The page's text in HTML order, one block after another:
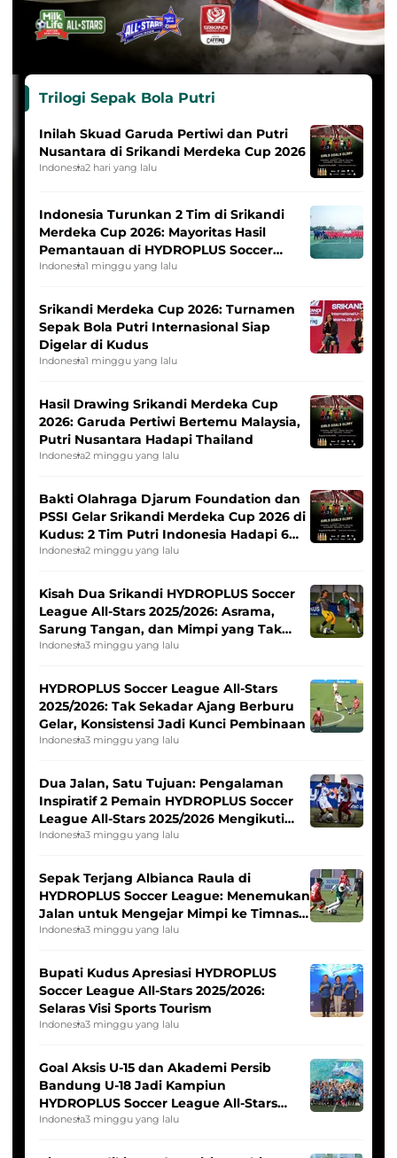
Trilogi Sepak Bola Putri
Inilah Skuad Garuda Pertiwi dan Putri
Nusantara di Srikandi Merdeka Cup 2026
Indonesia2 hari yang lalu
Indonesia Turunkan 2 Tim di Srikandi
Merdeka Cup 2026: Mayoritas Hasil
Pemantauan di HYDROPLUS Soccer
League
Indonesia1 minggu yang lalu
Srikandi Merdeka Cup 2026: Turnamen
Sepak Bola Putri Internasional Siap
Digelar di Kudus
Indonesia1 minggu yang lalu
Hasil Drawing Srikandi Merdeka Cup
2026: Garuda Pertiwi Bertemu Malaysia,
Putri Nusantara Hadapi Thailand
Indonesia2 minggu yang lalu
Bakti Olahraga Djarum Foundation dan
PSSI Gelar Srikandi Merdeka Cup 2026 di
Kudus: 2 Tim Putri Indonesia Hadapi 6
Tim Asia
Indonesia2 minggu yang lalu
Kisah Dua Srikandi HYDROPLUS Soccer
League All-Stars 2025/2026: Asrama,
Sarung Tangan, dan Mimpi yang Tak
Pernah Padam
Indonesia3 minggu yang lalu
HYDROPLUS Soccer League All-Stars
2025/2026: Tak Sekadar Ajang Berburu
Gelar, Konsistensi Jadi Kunci Pembinaan
Indonesia3 minggu yang lalu
Dua Jalan, Satu Tujuan: Pengalaman
Inspiratif 2 Pemain HYDROPLUS Soccer
League All-Stars 2025/2026 Mengikuti
Seleksi Timnas Indonesia Putri
Indonesia3 minggu yang lalu
Sepak Terjang Albianca Raula di
HYDROPLUS Soccer League: Menemukan
Jalan untuk Mengejar Mimpi ke Timnas
Indonesia Putri
Indonesia3 minggu yang lalu
Bupati Kudus Apresiasi HYDROPLUS
Soccer League All-Stars 2025/2026:
Selaras Visi Sports Tourism
Indonesia3 minggu yang lalu
Goal Aksis U-15 dan Akademi Persib
Bandung U-18 Jadi Kampiun
HYDROPLUS Soccer League All-Stars
2025/2026
Indonesia3 minggu yang lalu